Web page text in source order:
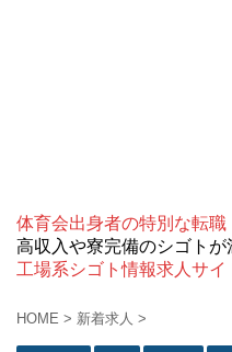
体育会出身者の特別な転職
高収入や寮完備のシゴトが
工場系シゴト情報求人サイ
HOME > 新着求人 >